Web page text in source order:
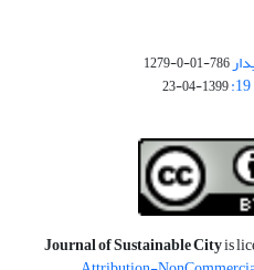
786-01-0-1279
1399-04-23
Journal of Sustainable Cityis